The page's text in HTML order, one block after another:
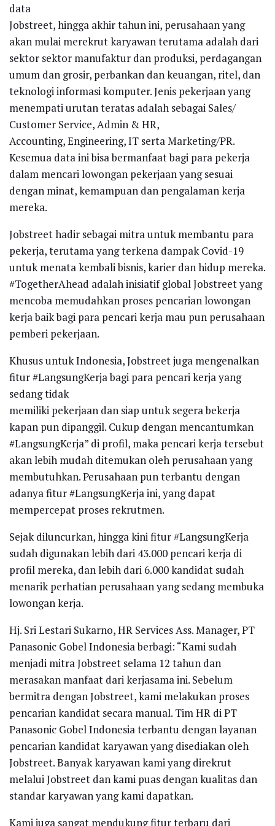
data
Jobstreet, hingga akhir tahun ini, perusahaan yang
akan mulai merekrut karyawan terutama adalah dari
sektor sektor manufaktur dan produksi, perdagangan
umum dan grosir, perbankan dan keuangan, ritel, dan
teknologi informasi komputer. Jenis pekerjaan yang
menempati urutan teratas adalah sebagai Sales/
Customer Service, Admin & HR,
Accounting, Engineering, IT serta Marketing/PR.
Kesemua data ini bisa bermanfaat bagi para pekerja
dalam mencari lowongan pekerjaan yang sesuai
dengan minat, kemampuan dan pengalaman kerja
mereka.
Jobstreet hadir sebagai mitra untuk membantu para
pekerja, terutama yang terkena dampak Covid-19
untuk menata kembali bisnis, karier dan hidup mereka.
#TogetherAhead adalah inisiatif global Jobstreet yang
mencoba memudahkan proses pencarian lowongan
kerja baik bagi para pencari kerja mau pun perusahaan
pemberi pekerjaan.
Khusus untuk Indonesia, Jobstreet juga mengenalkan
fitur #LangsungKerja bagi para pencari kerja yang
sedang tidak
memiliki pekerjaan dan siap untuk segera bekerja
kapan pun dipanggil. Cukup dengan mencantumkan
#LangsungKerja” di profil, maka pencari kerja tersebut
akan lebih mudah ditemukan oleh perusahaan yang
membutuhkan. Perusahaan pun terbantu dengan
adanya fitur #LangsungKerja ini, yang dapat
mempercepat proses rekrutmen.
Sejak diluncurkan, hingga kini fitur #LangsungKerja
sudah digunakan lebih dari 43.000 pencari kerja di
profil mereka, dan lebih dari 6.000 kandidat sudah
menarik perhatian perusahaan yang sedang membuka
lowongan kerja.
Hj. Sri Lestari Sukarno, HR Services Ass. Manager, PT
Panasonic Gobel Indonesia berbagi: “Kami sudah
menjadi mitra Jobstreet selama 12 tahun dan
merasakan manfaat dari kerjasama ini. Sebelum
bermitra dengan Jobstreet, kami melakukan proses
pencarian kandidat secara manual. Tim HR di PT
Panasonic Gobel Indonesia terbantu dengan layanan
pencarian kandidat karyawan yang disediakan oleh
Jobstreet. Banyak karyawan kami yang direkrut
melalui Jobstreet dan kami puas dengan kualitas dan
standar karyawan yang kami dapatkan.
Kami juga sangat mendukung fitur terbaru dari